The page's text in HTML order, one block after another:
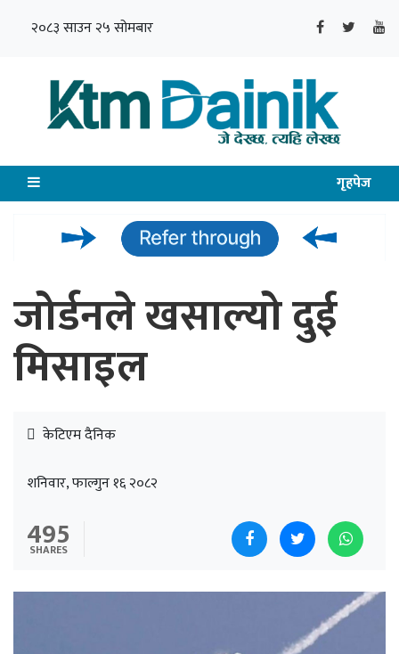
२०८३ साउन २५ सोमबार
गृहपेज
जोर्डनले खसाल्यो दुई
मिसाइल
केटिएम दैनिक
शनिवार, फाल्गुन १६ २०८२
495
SHARES